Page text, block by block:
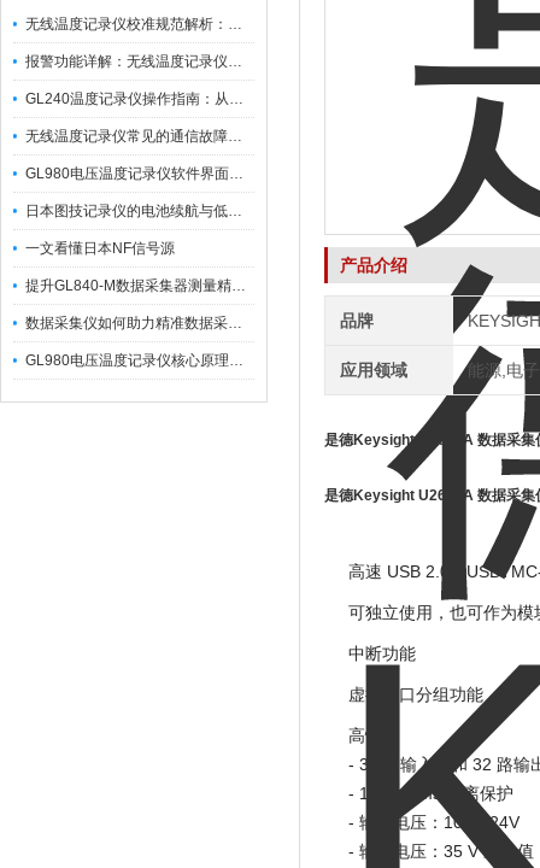
无线温度记录仪校准规范解析：从多点比对到不确定度评定的实操流程
报警功能详解：无线温度记录仪的阈值设定与通知机制
GL240温度记录仪操作指南：从开箱、接线到数据导出的标准化流程
无线温度记录仪常见的通信故障诊断与排除指南
GL980电压温度记录仪软件界面功能与使用技巧
日本图技记录仪的电池续航与低功耗模式适用场景分析
一文看懂日本NF信号源
提升GL840-M数据采集器测量精度的操作秘籍
数据采集仪如何助力精准数据采集与分析？​
GL980电压温度记录仪核心原理及行业应用
产品介绍
品牌
应用领域 能源,电
是德Keysight U2651A 数据采集
是德Keysight U2651A 数据采集
高速 USB 2.0、
可独立使用，也可作为模
中断功能
虚拟端口分组功能
高性能
- 32 路输入线和 32 路输
- 1250 Vrms 隔离保护
- 输入电压：10 至 24V
- 输出电压：35 V 最大值